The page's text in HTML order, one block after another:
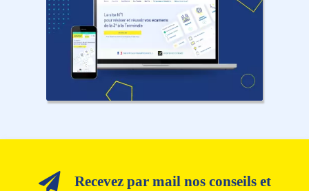
Recevez par mail nos conseils et